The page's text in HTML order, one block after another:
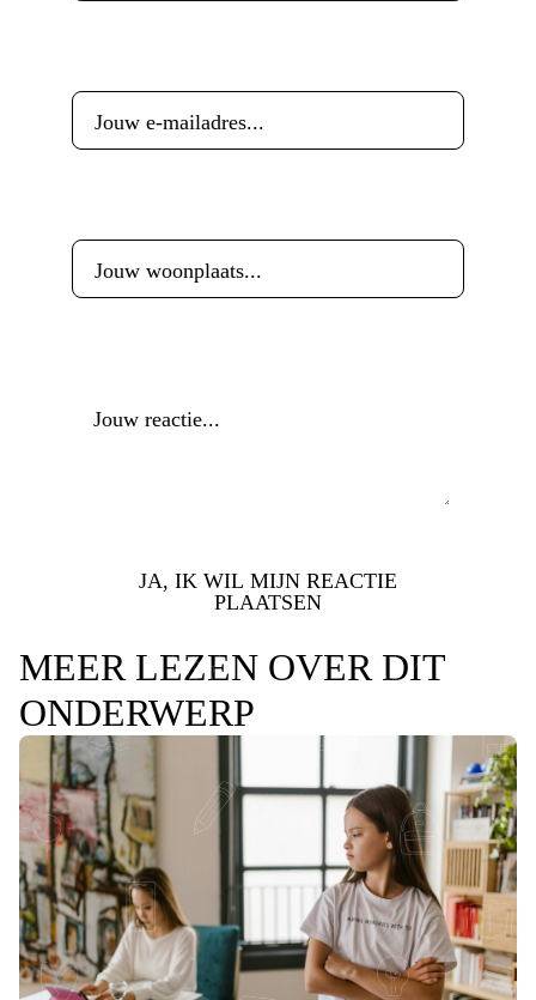
JA, IK WIL MIJN REACTIE
PLAATSEN
MEER LEZEN OVER DIT
ONDERWERP